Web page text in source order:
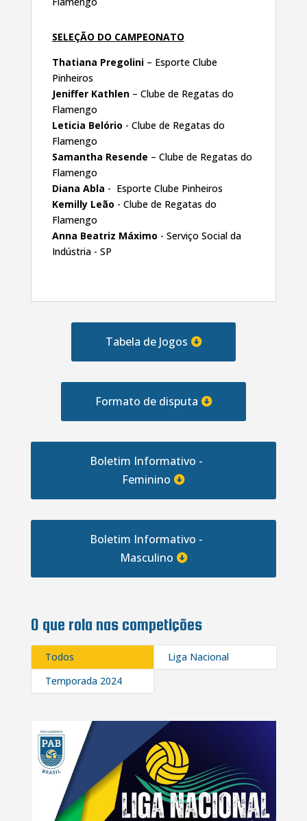
SELEÇÃO DO CAMPEONATO
Thatiana Pregolini– Esporte Clube
Pinheiros
Jeniffer Kathlen– Clube de Regatas do
Flamengo
Leticia Belório - Clube de Regatas do
Flamengo
Samantha Resende – Clube de Regatas do
Flamengo
Diana Abla - Esporte Clube Pinheiros
Kemilly Leão - Clube de Regatas do
Flamengo
Anna Beatriz Máximo - Serviço Social da
Indústria - SP
Tabela de Jogos
Formato de disputa
Boletim Informativo -
Feminino
Boletim Informativo -
Masculino
O que rola nas competições
Todos
Liga Nacional
Temporada 2024